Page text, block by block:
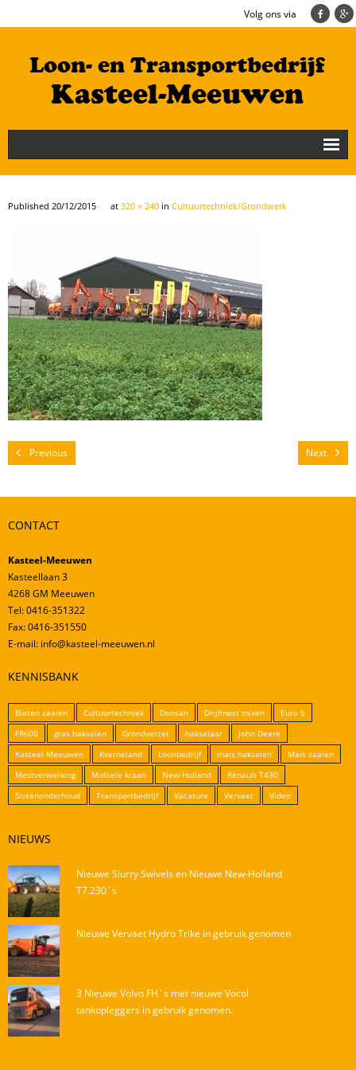
Volg ons via
Nieuws
Loonbedrijf
Cultuurtechniek/Grondwerk
Geschiedenis
Te koop
Mestverwerking
Video’s
Published 20/12/2015 at 320 × 240 in Cultuurtechniek/Grondwerk
Previous Next
CONTACT
Kasteel-Meeuwen
Kasteellaan 3
4268 GM Meeuwen
Tel: 0416-351322
Fax: 0416-351550
E-mail: info@kasteel-meeuwen.nl
KENNISBANK
Bieten zaaien Cultuurtechniek Doosan Drijfmest mixen
Euro 6
FR600
gras hakselen Grondverzet hakselaar
John Deere
Kasteel-Meeuwen
Kverneland Loonbedrijf mais hakselen
Mais zaaien
Mestverwerking
Mobiele kraan New-Holland
Renault T430
Slotenonderhoud
Transportbedrijf Vacature Vervaet Video
NIEUWS
Nieuwe Slurry Swivels en Nieuwe New-Holland
T7.230`s
Nieuwe Vervaet Hydro Trike in gebruik genomen
3 Nieuwe Volvo FH`s met nieuwe Vocol
tankopleggers in gebruik genomen.